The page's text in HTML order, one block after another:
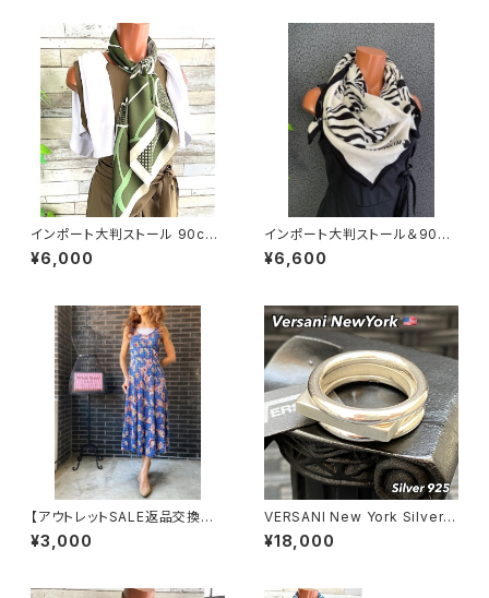
インポート大判ストール 90cm
大判スクエア Silk Feeling お
しゃれスカーフ/グリーン
¥6,000
インポート大判ストール＆90c
mスクエア モノトーンスカーフ
｜ホワイト＆ブラック馬ホース
¥6,600
【アウトレットSALE返品交換不
可8/20まで】フランス製インポ
ート・ロング丈マキシワンピース
¥3,000
VERSANI New York Silver9
25 ベルサーニNY 3連シルバー
リング【16～26号】 スクエアー
¥18,000